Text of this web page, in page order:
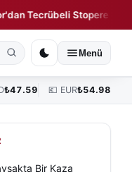
Stopere 1 Yıllık
Vefat Edenler Köşe
Menü
₺47.59 💶 EUR₺54.98
Bir Kaza